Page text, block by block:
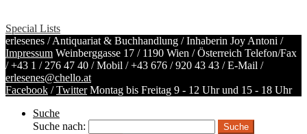
Special Lists
erlesenes / Antiquariat & Buchhandlung / Inhaberin Joy Antoni /
Impressum Weinberggasse 17 / 1190 Wien / Österreich Telefon/Fax
/+43 1 / 276 47 40 / Mobil /+43 676 / 920 43 43 / E-Mail /
erlesenes@chello.at
Facebook /Twitter Montag bis Freitag 9 - 12 Uhr und 15 - 18 Uhr
Suche
Suche nach: